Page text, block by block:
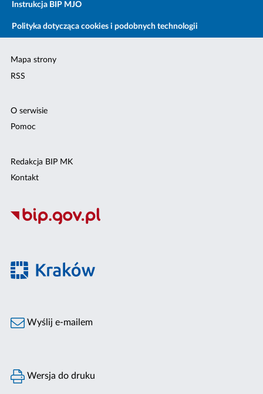
Instrukcja BIP MJO
Polityka dotycząca cookies i podobnych technologii
Mapa strony
RSS
O serwisie
Pomoc
Redakcja BIP MK
Kontakt
Wyślij e-mailem
Wersja do druku